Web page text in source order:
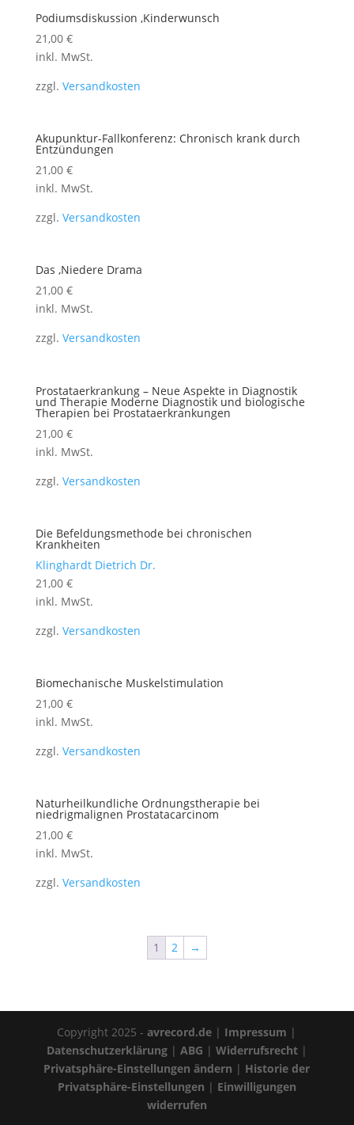
Podiumsdiskussion ,Kinderwunsch
21,00 €
inkl. MwSt.
zzgl. Versandkosten
Akupunktur-Fallkonferenz: Chronisch krank durch
Entzündungen
21,00 €
inkl. MwSt.
zzgl. Versandkosten
Das ,Niedere Drama
21,00 €
inkl. MwSt.
zzgl. Versandkosten
Prostataerkrankung – Neue Aspekte in Diagnostik
und Therapie Moderne Diagnostik und biologische
Therapien bei Prostataerkrankungen
21,00 €
inkl. MwSt.
zzgl. Versandkosten
Die Befeldungsmethode bei chronischen
Krankheiten
Klinghardt Dietrich Dr.
21,00 €
inkl. MwSt.
zzgl. Versandkosten
Biomechanische Muskelstimulation
21,00 €
inkl. MwSt.
zzgl. Versandkosten
Naturheilkundliche Ordnungstherapie bei
niedrigmalignen Prostatacarcinom
21,00 €
inkl. MwSt.
zzgl. Versandkosten
1 2 →
Copyright 2025 -avrecord.de | Impressum |
Datenschutzerklärung| ABG | Widerrufsrecht|
Privatsphäre-Einstellungen ändern | Historie der
Privatsphäre-Einstellungen | Einwilligungen
widerrufen